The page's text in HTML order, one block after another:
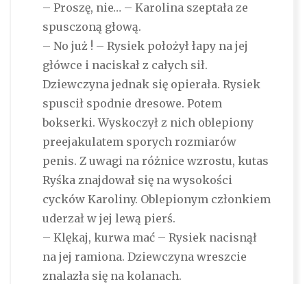
– Proszę, nie… – Karolina szeptała ze
spusczoną głową.
– No już ! – Rysiek położył łapy na jej
główce i naciskał z całych sił.
Dziewczyna jednak się opierała. Rysiek
spuscił spodnie dresowe. Potem
bokserki. Wyskoczył z nich oblepiony
preejakulatem sporych rozmiarów
penis. Z uwagi na różnice wzrostu, kutas
Ryśka znajdował się na wysokości
cycków Karoliny. Oblepionym członkiem
uderzał w jej lewą pierś.
– Klękaj, kurwa mać – Rysiek nacisnął
na jej ramiona. Dziewczyna wreszcie
znalazła się na kolanach.